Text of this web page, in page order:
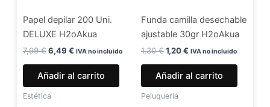
Papel depilar 200 Uni.
DELUXE H2oAkua
7,99€6,49 € IVA no incluido
Añadir al carrito
Estética
Funda camilla desechable
ajustable 30gr H2oAkua
1,30€1,20€ IVA no incluido
Añadir al carrito
Peluquería